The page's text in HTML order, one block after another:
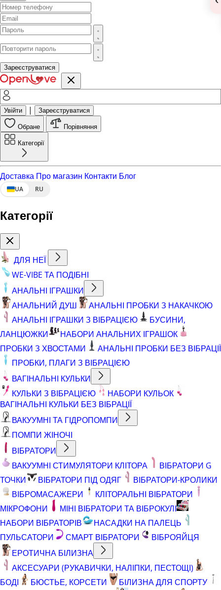
Зареєструватися
Увійти | Зареєструватися
Обране Порівняння
Категорії
Доставка Про магазин Контакти Блог
UA RU
Категорії
ДЛЯ НЕЇ
WE-VIBE ТА ПОДІБНІ
АНАЛЬНІ ІГРАШКИ
АНАЛЬНИЙ ДУШ
АНАЛЬНІ ПРОБКИ З НАКАЧКОЮ
АНАЛЬНІ ІГРАШКИ З ВІБРАЦІЄЮ
БУСИНИ,
ЛАНЦЮЖКИ
НАБОРИ АНАЛЬНИХ ІГРАШОК
ПРОБКИ З ХВОСТАМИ
АНАЛЬНІ ПРОБКИ БЕЗ ВІБРАЦІЇ
ПРОБКИ, ПЛАГИ З ВІБРАЦІЄЮ
ВАГІНАЛЬНІ КУЛЬКИ
КУЛЬКИ З ВІБРАЦІЄЮ
НАБОРИ КУЛЬОК
ВАГІНАЛЬНІ КУЛЬКИ БЕЗ ВІБРАЦІЇ
ВАКУУМНІ ТА ГІДРОПОМПИ
ПОМПИ ЖІНОЧІ
ВІБРАТОРИ
ВАКУУМНІ СТИМУЛЯТОРИ КЛІТОРА
ВІБРАТОРИ G
ТОЧКИ
ВІБРАТОРИ ПІД ОДЯГ
ВІБРАТОРИ-КРОЛИКИ
ВІБРОМАСАЖЕРИ
КЛІТОРАЛЬНІ ВІБРАТОРИ
МІКРОФОНИ
МІНІ ВІБРАТОРИ ТА ВІБРОКУЛІ
НАБОРИ ВІБРАТОРІВ
НАСАДКИ НА ПАЛЕЦЬ
ПУЛЬСАТОРИ
СМАРТ ВІБРАТОРИ
ВІБРОЯЙЦЯ
ЕРОТИЧНА БІЛИЗНА
АКСЕСУАРИ (РУКАВИЧКИ, НАЛІПКИ, ПЕСТОЩІ)
БОДІ
БЮСТЬЕ, КОРСЕТИ
БІЛИЗНА ДЛЯ СПОРТУ